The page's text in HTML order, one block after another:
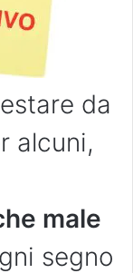
da
alcuni,
male
segno